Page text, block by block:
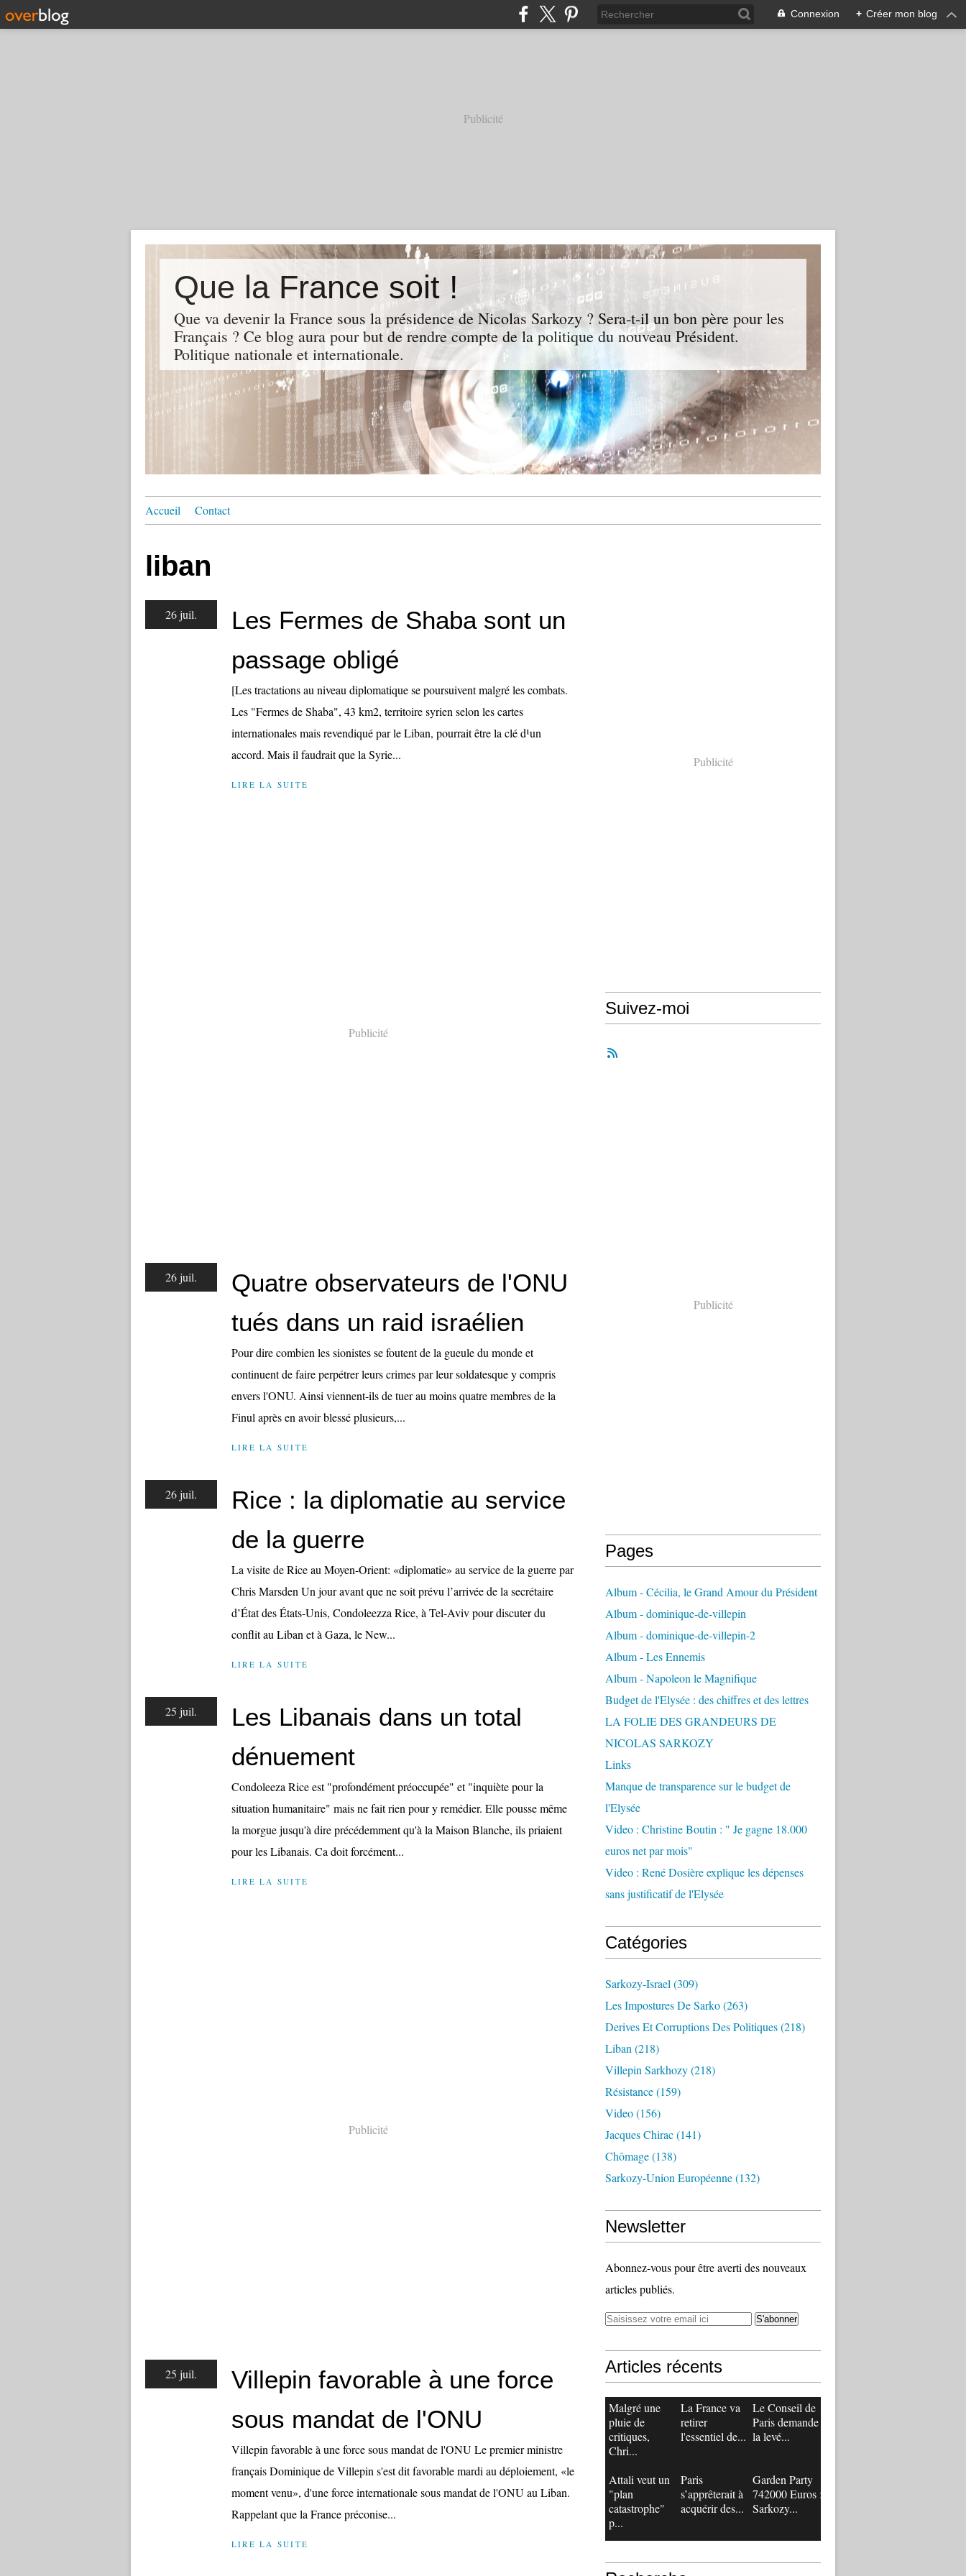
Connexion + Créer mon blog
Publicité
Que la France soit !
Que va devenir la France sous la présidence de Nicolas Sarkozy ? Sera-t-il un bon père pour les
Français ? Ce blog aura pour but de rendre compte de la politique du nouveau Président.
Politique nationale et internationale.
Accueil Contact
liban
26 juil.
Les Fermes de Shaba sont un
passage obligé
[Les tractations au niveau diplomatique se poursuivent malgré les combats.
Les "Fermes de Shaba", 43 km2, territoire syrien selon les cartes
internationales mais revendiqué par le Liban, pourrait être la clé d¹un
accord. Mais il faudrait que la Syrie...
LIRE LA SUITE
Publicité
26 juil.
Quatre observateurs de l'ONU
tués dans un raid israélien
Pour dire combien les sionistes se foutent de la gueule du monde et
continuent de faire perpétrer leurs crimes par leur soldatesque y compris
envers l'ONU. Ainsi viennent-ils de tuer au moins quatre membres de la
Finul après en avoir blessé plusieurs,...
LIRE LA SUITE
26 juil.
Rice : la diplomatie au service
de la guerre
La visite de Rice au Moyen-Orient: «diplomatie» au service de la guerre par
Chris Marsden Un jour avant que ne soit prévu l’arrivée de la secrétaire
d’État des États-Unis, Condoleezza Rice, à Tel-Aviv pour discuter du
conflit au Liban et à Gaza, le New...
LIRE LA SUITE
25 juil.
Les Libanais dans un total
dénuement
Condoleeza Rice est "profondément préoccupée" et "inquiète pour la
situation humanitaire" mais ne fait rien pour y remédier. Elle pousse même
la morgue jusqu'à dire précédemment qu'à la Maison Blanche, ils priaient
pour les Libanais. Ca doit forcément...
LIRE LA SUITE
Publicité
25 juil.
Villepin favorable à une force
sous mandat de l'ONU
Villepin favorable à une force sous mandat de l'ONU Le premier ministre
français Dominique de Villepin s'est dit favorable mardi au déploiement, «le
moment venu», d'une force internationale sous mandat de l'ONU au Liban.
Rappelant que la France préconise...
LIRE LA SUITE
Publicité
Suivez-moi
Publicité
Pages
Album - Cécilia, le Grand Amour du Président
Album - dominique-de-villepin
Album - dominique-de-villepin-2
Album - Les Ennemis
Album - Napoleon le Magnifique
Budget de l'Elysée : des chiffres et des lettres
LA FOLIE DES GRANDEURS DE
NICOLAS SARKOZY
Links
Manque de transparence sur le budget de
l'Elysée
Video : Christine Boutin : " Je gagne 18.000
euros net par mois"
Video : René Dosière explique les dépenses
sans justificatif de l'Elysée
Catégories
Sarkozy-Israel (309)
Les Impostures De Sarko(263)
Derives Et Corruptions Des Politiques(218)
Liban (218)
Villepin Sarkhozy(218)
Résistance(159)
Video(156)
Jacques Chirac(141)
Chômage(138)
Sarkozy-Union Européenne(132)
Newsletter
Abonnez-vous pour être averti des nouveaux
articles publiés.
Articles récents
Malgré une
pluie de
critiques,
Chri...
La France va
retirer
l'essentiel de...
Le Conseil de
Paris demande
la levé...
Attali veut un
"plan
catastrophe"
p...
Paris
s’apprêterait à
acquérir des...
Garden Party
742000 Euros :
Sarkozy...